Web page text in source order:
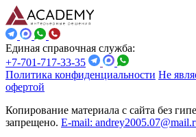
Единая справочная служба:
+7-701-717-33-35
Политика конфиденциальности Не
офертой
Копирование материала с сайта без
запрещено. E-mail: